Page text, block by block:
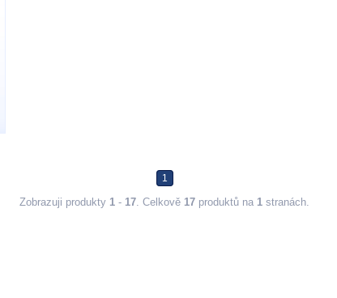
1
Zobrazuji produkty 1 - 17. Celkově 17 produktů na 1 stranách.